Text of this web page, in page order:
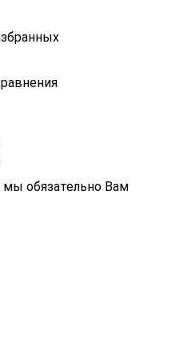
обязательно Вам